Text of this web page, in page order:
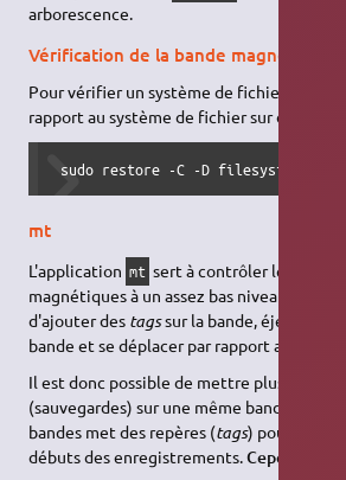
arborescence.
Vérification de la bande magnétique
Pour vérifier un système de fichier présent
rapport au système de fichier sur disque :
sudo restore -C -D filesystem -f
mt
L'application mt sert à contrôler le lecteur
magnétiques à un assez bas niveau. Cette
d'ajouter des tagssur la bande, éjecter la
bande et se déplacer par rapport aux
Il est donc possible de mettre plusieurs
(sauvegardes) sur une même bande. Dans
bandes met des repères (tags) pour
débuts des enregistrements.Cependant